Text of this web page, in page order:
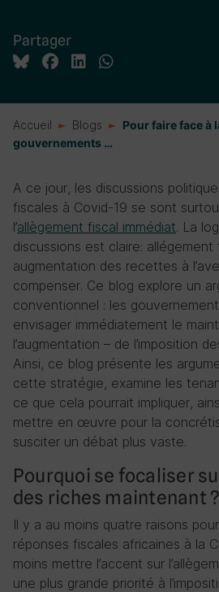
Partager
Accueil Blogs
Pour faire face à
gouvernements …
A ce jour, les discussions
fiscales à Covid-19 se sont
l’allègement fiscal immédiat. La
discussions est claire: allégement
augmentation des recettes à
compenser. Ce blog explore un
conventionnel : les
envisager immédiatement le
l’augmentation – de l’imposition
Ainsi, ce blog présente les
cette stratégie, examine les
ce que cela pourrait impliquer,
mettre en œuvre pour la
susciter un débat plus vaste.
Pourquoi se focaliser
des riches maintenant ?
Il y a au moins quatre raisons
réponses fiscales africaines à la
moins mettre l’accent sur
une plus grande priorité à